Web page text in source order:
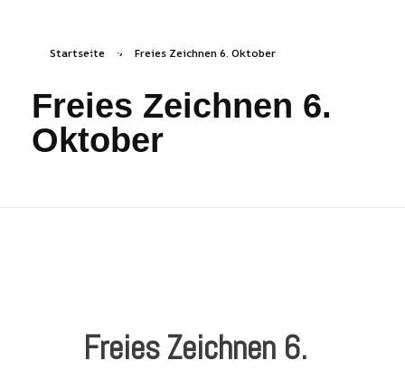
freizeichen.online
Startseite » Freies Zeichnen 6. Oktober
Freies Zeichnen 6.
Oktober
Freies Zeichnen 6.